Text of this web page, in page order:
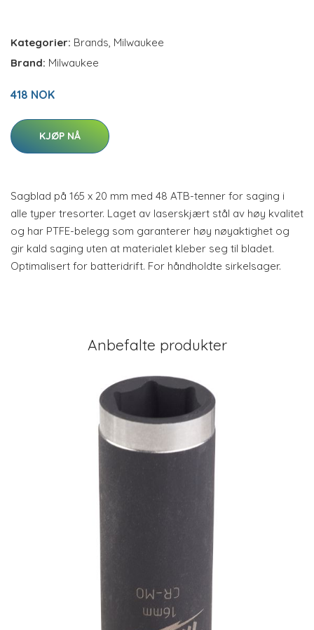
Kategorier: Brands, Milwaukee
Brand: Milwaukee
418 NOK
KJØP NÅ
Sagblad på 165 x 20 mm med 48 ATB-tenner for saging i
alle typer tresorter. Laget av laserskjært stål av høy kvalitet
og har PTFE-belegg som garanterer høy nøyaktighet og
gir kald saging uten at materialet kleber seg til bladet.
Optimalisert for batteridrift. For håndholdte sirkelsager.
Anbefalte produkter